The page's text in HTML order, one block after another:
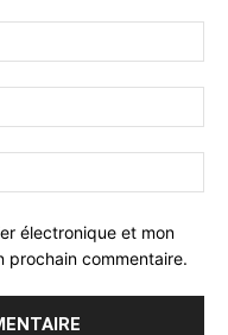
électronique et mon
prochain commentaire.